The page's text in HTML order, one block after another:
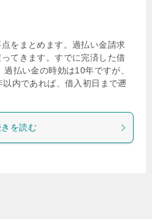
をまとめます。過払い金請求
てきます。すでに完済した借
払い金の時効は10年ですが、
内であれば、借入初日まで遡
を読む